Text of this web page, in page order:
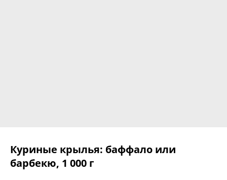
Куриные крылья: баффало или
барбекю, 1 000 г